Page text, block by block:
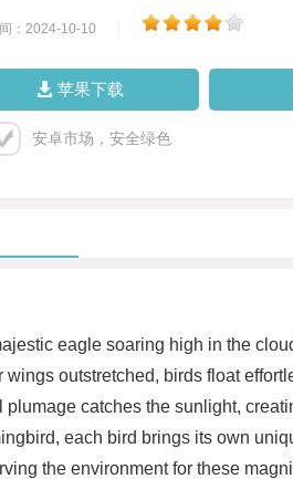
：2024-10-10
苹果下载
安卓市场，安全绿色
eagle soaring high in the
outstretched, birds float
catches the sunlight,
each bird brings its own
the environment for these